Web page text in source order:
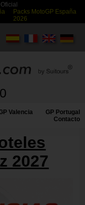
Packs MotoGP España
2026
Valencia
GP Portugal
Contacto
2027